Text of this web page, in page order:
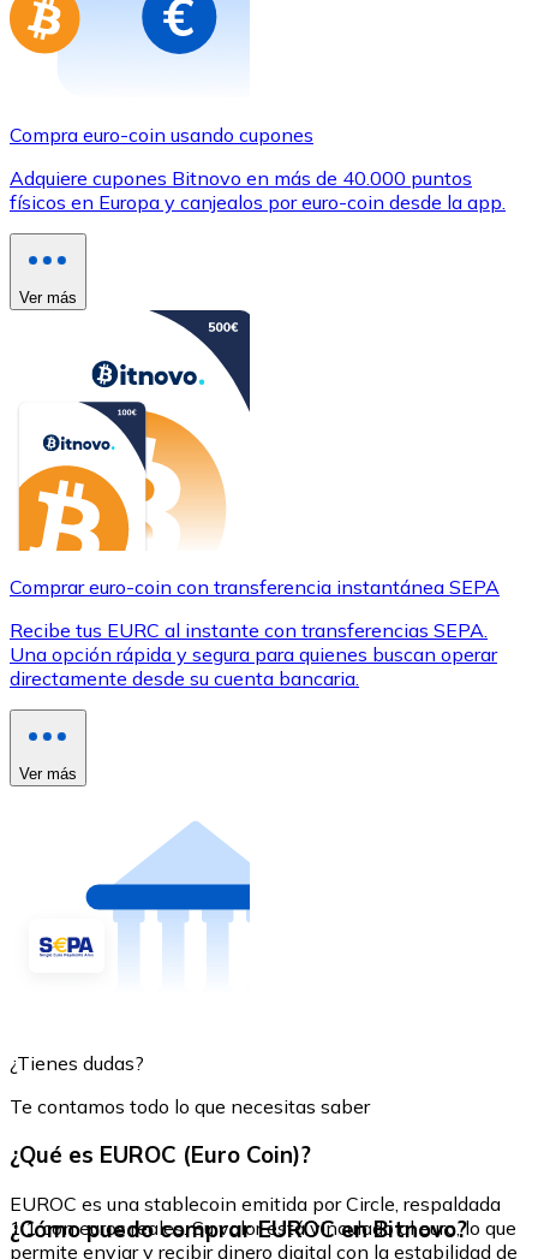
Compra euro-coin usando cupones
Adquiere cupones Bitnovo en más de 40.000 puntos
físicos en Europa y canjealos por euro-coin desde la app.
Ver más
Comprar euro-coin con transferencia instantánea SEPA
Recibe tus EURC al instante con transferencias SEPA.
Una opción rápida y segura para quienes buscan operar
directamente desde su cuenta bancaria.
Ver más
¿Tienes dudas?
Te contamos todo lo que necesitas saber
¿Qué es EUROC (Euro Coin)?
EUROC es una stablecoin emitida por Circle, respaldada
1:1 con euros reales. Su valor está vinculado al euro, lo que
permite enviar y recibir dinero digital con la estabilidad de
¿Cómo puedo comprar EUROC en Bitnovo?